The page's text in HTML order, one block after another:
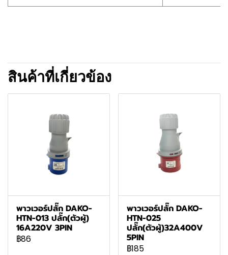
สินค้าที่เกี่ยวข้อง
พาวเวอร์ปลั๊ก DAKO-
HTN-013 ปลั๊ก(ตัวผู้)
16A220V 3PIN
฿86
พาวเวอร์ปลั๊ก DAKO-
HTN-025
ปลั๊ก(ตัวผู้)32A400V
5PIN
฿185